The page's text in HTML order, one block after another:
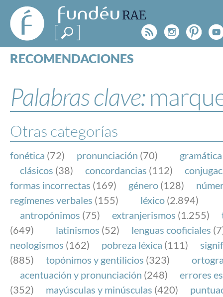
FundéuRAE
- Fundación
del Español
Urgente
Rss
RECOMENDACIONES
ESPECIALES
BLOG
NOTICIAS
SOBRE LA FUNDÉURAE
FundéuRAE es una fundación patrocinada por la
y la Real Academia Española, cuyo objetivo es
el buen uso del español en los medios de
Internet.
Palabras clave:
Otras categorías
fonética (72) pronunciación (70) gramática
clásicos (38) concordancias (112)
formas incorrectas (169) género (128)
regímenes verbales (155) léxico (2.894)
antropónimos (75) extranjerismos (1.255)
(649)
latinismos (52) lenguas cooficiales
neologismos (162) pobreza léxica (111)
(885)
topónimos y gentilicios (323)
acentuación y pronunciación (248)
errores
(352)
mayúsculas y minúsculas (420)